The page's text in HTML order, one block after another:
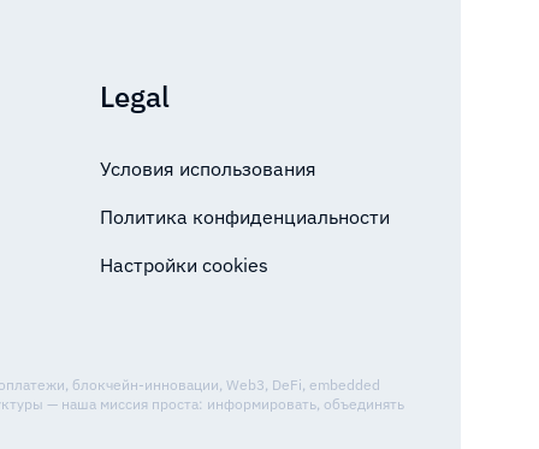
Legal
Условия использования
Политика конфиденциальности
Настройки cookies
блокчейн-инновации, Web3, DeFi, embedded
— наша миссия проста: информировать, объединять